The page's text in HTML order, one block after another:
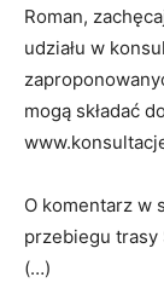
Roman,
udziału w
mogą składać
O komentarz w
przebiegu trasy
(…)